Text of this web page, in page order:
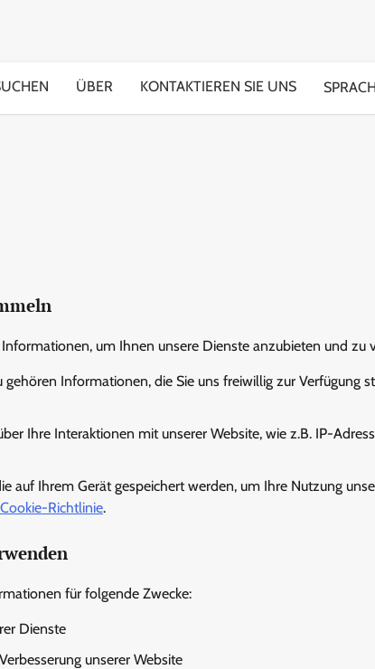
ÜBER KONTAKTIEREN SIE UNS
um Ihnen unsere Dienste anzubieten und zu
gehören Informationen, die Sie uns freiwillig zur Verfügung
Ihre Interaktionen mit unserer Website, wie z.B. IP-
auf Ihrem Gerät gespeichert werden, um Ihre Nutzung
Cookie-Richtlinie.
für folgende Zwecke:
Dienste
unserer Website